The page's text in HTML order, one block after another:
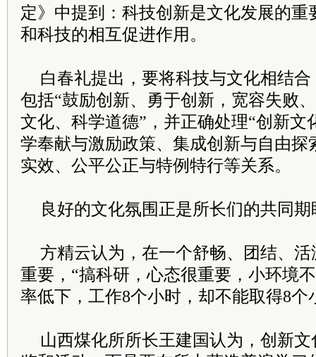
定》中提到：科技创新是文化发展的重
和科技的相互促进作用。
白春礼提出，要将科技与文化相结合
包括“鼓励创新、勇于创新，宽容失败
文化、科学道德”，并正确处理“创新文
学奉献与激励政策、集成创新与自由探
实效、公平公正与特例特行等关系。
良好的文化氛围正是所长们的共同期
方精云认为，在一个舒畅、团结、
重要，“搞科研，心态很重要，小环境
率低下，工作8个小时，却不能取得8个
山西煤化所所长王建国认为，创新